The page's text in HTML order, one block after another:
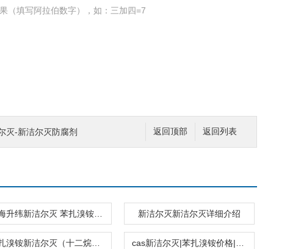
（填写阿拉伯数字），如：三加四=7
返回列表
返回顶部
灭-新洁尔灭防腐剂
新洁尔灭新洁尔灭详细介绍